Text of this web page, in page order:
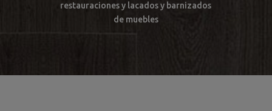
restauraciones y lacados y barnizados
de muebles